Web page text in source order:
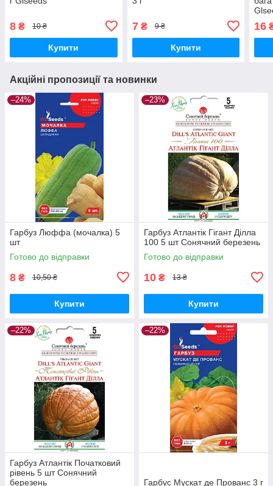
8 ₴ 10 ₴
Купити
7₴ 9 ₴
Купити
16
Акційні пропозиції та новинки
–24%
Гарбуз Люффа (мочалка) 5
шт
Готово до відправки
8 ₴ 10,50 ₴
Купити
–23%
Гарбуз Атлантік Гігант Ділла
100 5 шт Сонячний березень
Готово до відправки
10 ₴ 13 ₴
Купити
–22%
Гарбуз Атлантік Початковий
рівень 5 шт Сонячний
березень
–22%
Гарбус Мускат де Прованс 3 г